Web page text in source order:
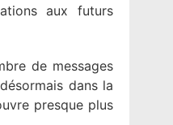
aux futurs
de messages
dans la
presque plus